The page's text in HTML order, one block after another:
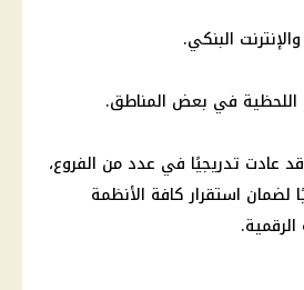
البنكي.
اللحظية في بعض المناطق.
عادت تدريجيًا في عدد من الفروع،
لضمان استقرار كافة الأنظمة
الرقمية.